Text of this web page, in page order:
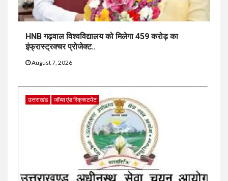
HNB गढ़वाल विश्वविद्यालय को मिलेगा 459 करोड़ का
इंफ्रास्ट्रक्चर प्रोजेक्ट..
August 7, 2026
उत्तराखंड जॉब्स एंड रिक्रूटमेंट